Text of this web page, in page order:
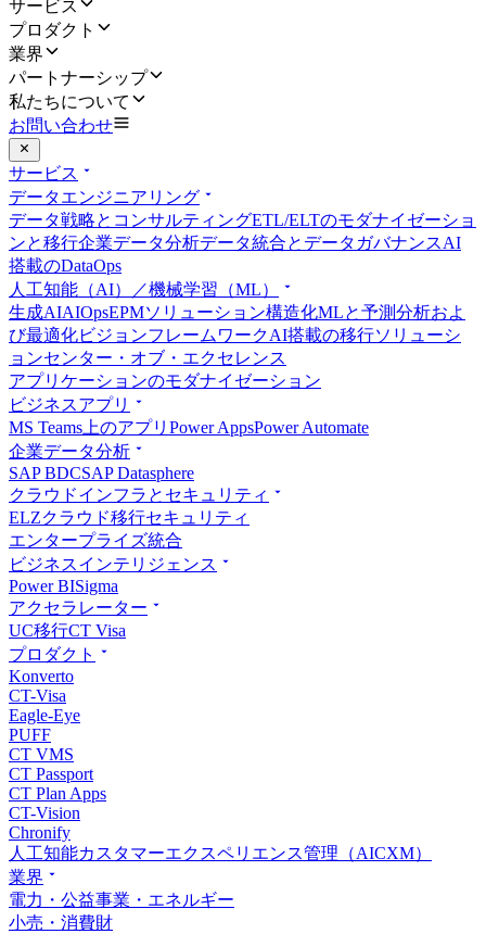
サービス
プロダクト
業界
パートナーシップ
私たちについて
お問い合わせ
サービス
データエンジニアリング
データ戦略とコンサルティングETL/ELTのモダナイゼーショ
ンと移行企業データ分析データ統合とデータガバナンスAI
搭載のDataOps
人工知能（AI）／機械学習（ML）
生成AIAIOpsEPMソリューション構造化MLと予測分析およ
び最適化ビジョンフレームワークAI搭載の移行ソリューシ
ョンセンター・オブ・エクセレンス
アプリケーションのモダナイゼーション
ビジネスアプリ
MS Teams上のアプリ Power AppsPower Automate
企業データ分析
SAP BDCSAP Datasphere
クラウドインフラとセキュリティ
ELZクラウド移行セキュリティ
エンタープライズ統合
ビジネスインテリジェンス
Power BISigma
アクセラレーター
UC移行CT Visa
プロダクト
Konverto
CT-Visa
Eagle-Eye
PUFF
CT VMS
CT Passport
CT Plan Apps
CT-Vision
Chronify
人工知能カスタマーエクスペリエンス管理（AICXM）
業界
電力・公益事業・エネルギー
小売・消費財